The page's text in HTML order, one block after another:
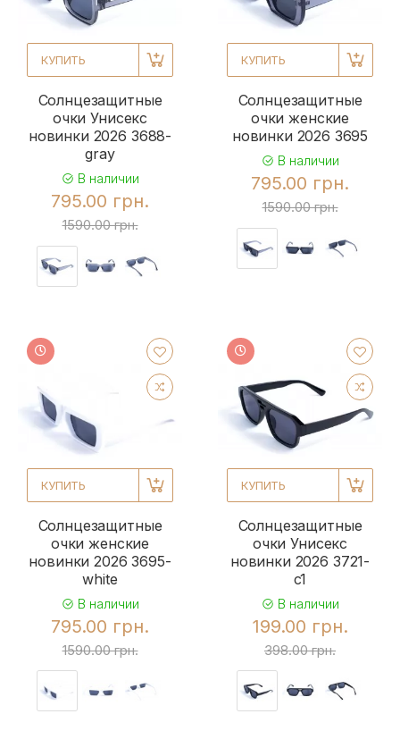
КУПИТЬ
Солнцезащитные
очки Унисекс
новинки 2026 3688-
gray
В наличии
795.00 грн.
1590.00 грн.
КУПИТЬ
Солнцезащитные
очки женские
новинки 2026 3695
В наличии
795.00 грн.
1590.00 грн.
КУПИТЬ
Солнцезащитные
очки женские
новинки 2026 3695-
white
В наличии
795.00 грн.
1590.00 грн.
КУПИТЬ
Солнцезащитные
очки Унисекс
новинки 2026 3721-
c1
В наличии
199.00 грн.
398.00 грн.